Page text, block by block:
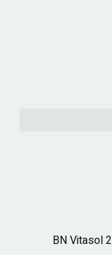
BN Vitasol